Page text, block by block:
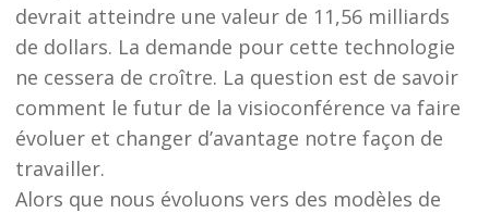
devrait atteindre une valeur de 11,56 milliards
de dollars. La demande pour cette technologie
ne cessera de croître. La question est de savoir
comment le futur de la visioconférence va faire
évoluer et changer d’avantage notre façon de
travailler.
Alors que nous évoluons vers des modèles de